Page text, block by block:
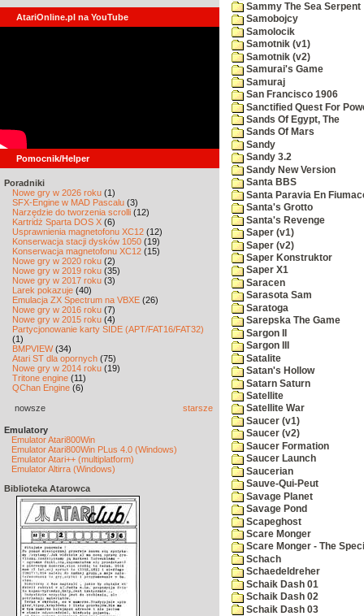
AtariOnline.pl na YouTube
Pomocnik/Helper
Poradniki
Nowe gry w 2026 roku (1)
SFX-Engine w MAD Pascalu (3)
Narzędzie do tworzenia scrolli (12)
Kartridż Sparta DOS X (6)
Usprawnienia magnetofonu XC12 (12)
Konserwacja stacji dysków 1050 (19)
Konserwacja magnetofonu XC12 (15)
Nowe gry w 2020 roku (2)
Nowe gry w 2019 roku (35)
Nowe gry w 2017 roku (3)
Larek pokazuje (40)
Emulacja ZX Spectrum na VBXE (26)
Nowe gry w 2016 roku (7)
Nowe gry w 2015 roku (4)
Partycjonowanie karty SIDE (APT/FAT16/FAT32)
(1)
BMPVIEW(34)
Atari ST dla opornych (75)
Nowe gry w 2014 roku (19)
Tritone engine (11)
QChan Engine (6)
nowsze starsze
Emulatory
Emulator Atari800Win
Emulator Atari800Win PLus 4.0 (Windows)
Emulator Atari++ (multiplatform)
Emulator Altirra (Windows)
Biblioteka Atarowca
Sammy The Sea Serpent
Samobojcy
Samolocik
Samotnik (v1)
Samotnik (v2)
Samurai's Game
Samuraj
San Francisco 1906
Sanctified Quest For
Sands Of Egypt, The
Sands Of Mars
Sandy
Sandy 3.2
Sandy New Version
Santa BBS
Santa Paravia En
Santa's Grotto
Santa's Revenge
Saper (v1)
Saper (v2)
Saper Konstruktor
Saper X1
Saracen
Sarasota Sam
Saratoga
Sarepska The Game
Sargon II
Sargon III
Satalite
Satan's Hollow
Satarn Saturn
Satellite
Satellite War
Saucer (v1)
Saucer (v2)
Saucer Formation
Saucer Launch
Saucerian
Sauve-Qui-Peut
Savage Planet
Savage Pond
Scapeghost
Scare Monger
Scare Monger - The
Schach
Schaedeldreher
Schaik Dash 01
Schaik Dash 02
Schaik Dash 03